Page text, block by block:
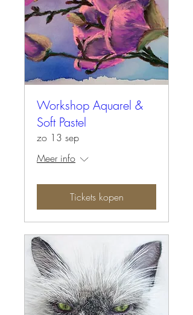
Workshop Aquarel &
Soft Pastel
zo 13 sep
Meer info
Tickets kopen